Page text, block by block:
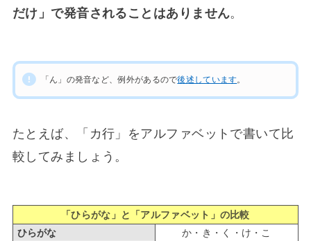
だけ」で発音されることはありません。
「ん」の発音など、例外があるので後述しています。
たとえば、「カ行」をアルファベットで書いて比
較してみましょう。
「ひらがな」と「アルファベット」の比較
ひらがな
か・き・く・け・こ